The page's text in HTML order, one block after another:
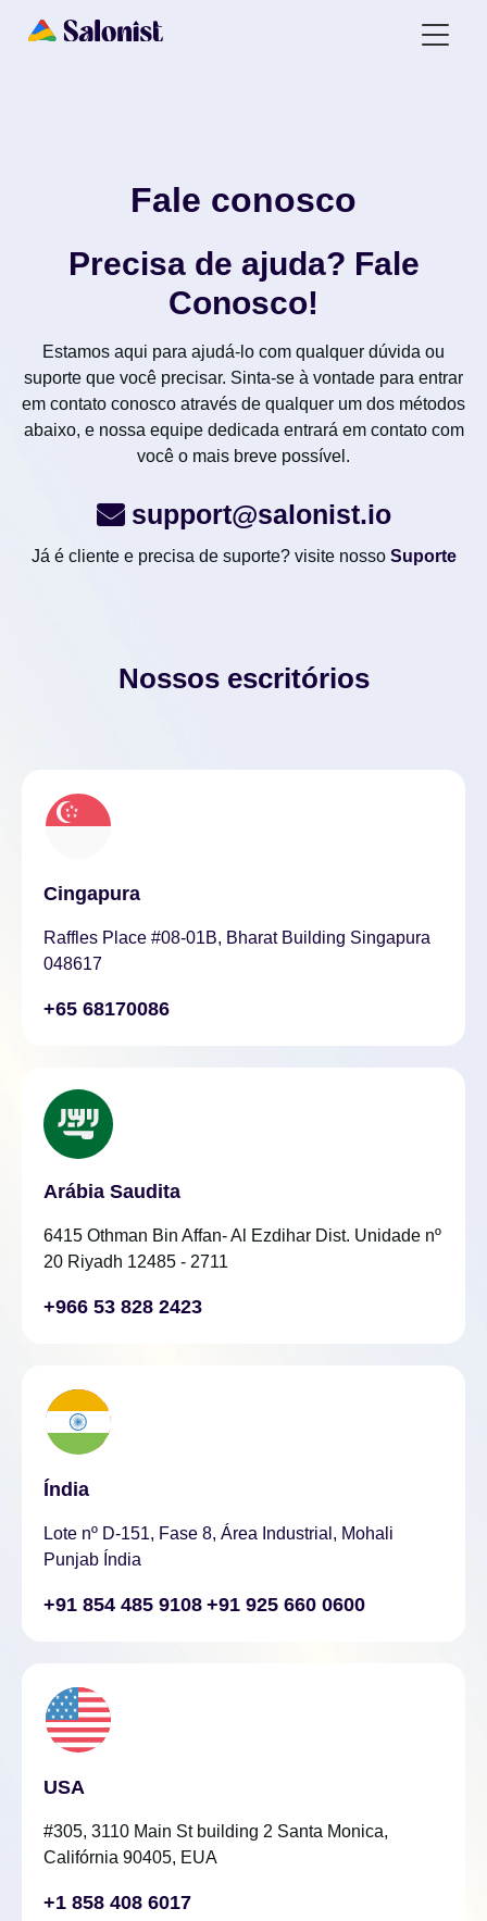
Fale conosco
Precisa de ajuda? Fale
Conosco!
Estamos aqui para ajudá-lo com qualquer dúvida ou
suporte que você precisar. Sinta-se à vontade para entrar
em contato conosco através de qualquer um dos métodos
abaixo, e nossa equipe dedicada entrará em contato com
você o mais breve possível.
support@salonist.io
Já é cliente e precisa de suporte? visite nosso Suporte
Nossos escritórios
Cingapura
Raffles Place #08-01B, Bharat Building Singapura
048617
+65 68170086
Arábia Saudita
6415 Othman Bin Affan- Al Ezdihar Dist. Unidade nº
20 Riyadh 12485 - 2711
+966 53 828 2423
Índia
Lote nº D-151, Fase 8, Área Industrial, Mohali
Punjab Índia
+91 854 485 9108 +91 925 660 0600
USA
#305, 3110 Main St building 2 Santa Monica,
Califórnia 90405, EUA
+1 858 408 6017